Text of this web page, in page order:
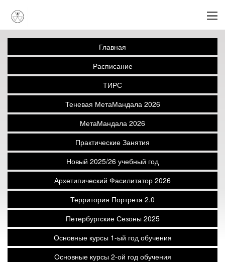
Главная
Расписание
ТИРС
Теневая МетаМандала 2026
МетаМандала 2026
Практические Занятия
Новый 2025/26 учебный год
Архетипический Фасилитатор 2026
Территория Портрета 2.0
Петербургские Сезоны 2025
Основные курсы 1-ый год обучения
Основные курсы 2-ой год обучения